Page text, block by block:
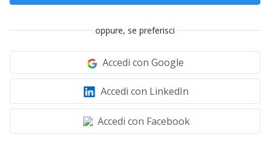
oppure, se preferisci
Accedi con Google
Accedi con LinkedIn
Accedi con Facebook